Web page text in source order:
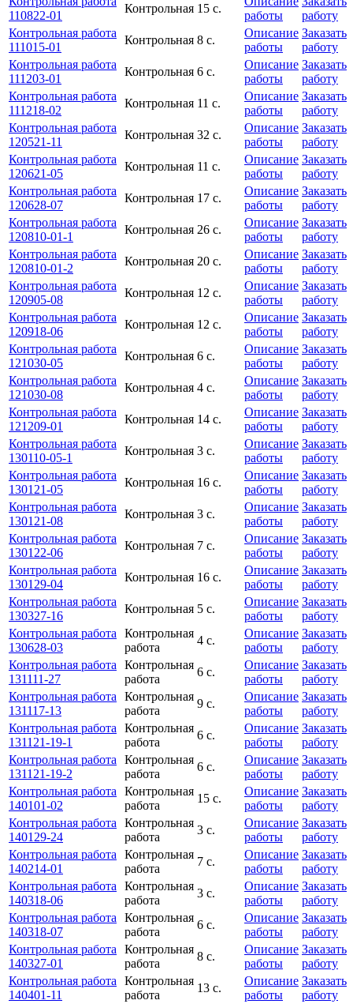
110822-01
Контрольная 15 с.
работы
работу
Контрольная работа
111015-01
Контрольная 8 с.
Описание
работы
Заказать
работу
Контрольная работа
111203-01
Контрольная 6 с.
Описание
работы
Заказать
работу
Контрольная работа
111218-02
Контрольная 11 с.
Описание
работы
Заказать
работу
Контрольная работа
120521-11
Контрольная 32 с.
Описание
работы
Заказать
работу
Контрольная работа
120621-05
Контрольная 11 с.
Описание
работы
Заказать
работу
Контрольная работа
120628-07
Контрольная 17 с.
Описание
работы
Заказать
работу
Контрольная работа
120810-01-1
Контрольная 26 с.
Описание
работы
Заказать
работу
Контрольная работа
120810-01-2
Контрольная 20 с.
Описание
работы
Заказать
работу
Контрольная работа
120905-08
Контрольная 12 с.
Описание
работы
Заказать
работу
Контрольная работа
120918-06
Контрольная 12 с.
Описание
работы
Заказать
работу
Контрольная работа
121030-05
Контрольная 6 с.
Описание
работы
Заказать
работу
Контрольная работа
121030-08
Контрольная 4 с.
Описание
работы
Заказать
работу
Контрольная работа
121209-01
Контрольная 14 с.
Описание
работы
Заказать
работу
Контрольная работа
130110-05-1
Контрольная 3 с.
Описание
работы
Заказать
работу
Контрольная работа
130121-05
Контрольная 16 с.
Описание
работы
Заказать
работу
Контрольная работа
130121-08
Контрольная 3 с.
Описание
работы
Заказать
работу
Контрольная работа
130122-06
Контрольная 7 с.
Описание
работы
Заказать
работу
Контрольная работа
130129-04
Контрольная 16 с.
Описание
работы
Заказать
работу
Контрольная работа
130327-16
Контрольная 5 с.
Описание
работы
Заказать
работу
Контрольная работа
130628-03
Контрольная
работа
4 с.
Описание
работы
Заказать
работу
Контрольная работа
131111-27
Контрольная
работа
6 с.
Описание
работы
Заказать
работу
Контрольная работа
131117-13
Контрольная
работа
9 с.
Описание
работы
Заказать
работу
Контрольная работа
131121-19-1
Контрольная
работа
6 с.
Описание
работы
Заказать
работу
Контрольная работа
131121-19-2
Контрольная
работа
6 с.
Описание
работы
Заказать
работу
Контрольная работа
140101-02
Контрольная
работа
15 с.
Описание
работы
Заказать
работу
Контрольная работа
140129-24
Контрольная
работа
3 с.
Описание
работы
Заказать
работу
Контрольная работа
140214-01
Контрольная
работа
7 с.
Описание
работы
Заказать
работу
Контрольная работа
140318-06
Контрольная
работа
3 с.
Описание
работы
Заказать
работу
Контрольная работа
140318-07
Контрольная
работа
6 с.
Описание
работы
Заказать
работу
Контрольная работа
140327-01
Контрольная
работа
8 с.
Описание
работы
Заказать
работу
Контрольная работа
140401-11
Контрольная
работа
13 с.
Описание
работы
Заказать
работу